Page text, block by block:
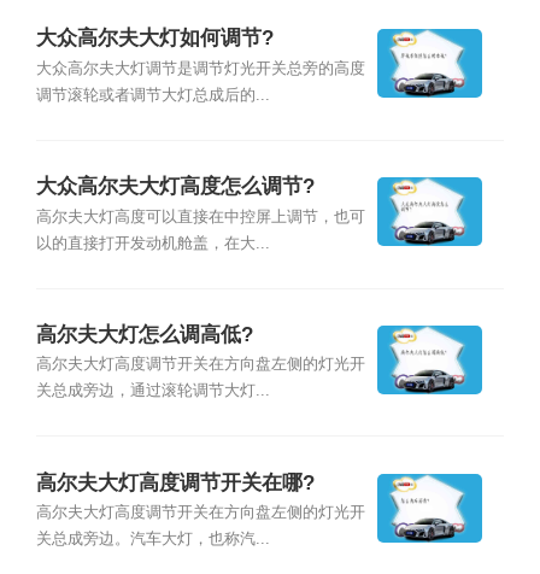
大众高尔夫大灯如何调节?
大众高尔夫大灯调节是调节灯光开关总旁的高度
调节滚轮或者调节大灯总成后的...
大众高尔夫大灯高度怎么调节?
高尔夫大灯高度可以直接在中控屏上调节，也可
以的直接打开发动机舱盖，在大...
高尔夫大灯怎么调高低?
高尔夫大灯高度调节开关在方向盘左侧的灯光开
关总成旁边，通过滚轮调节大灯...
高尔夫大灯高度调节开关在哪?
高尔夫大灯高度调节开关在方向盘左侧的灯光开
关总成旁边。汽车大灯，也称汽...